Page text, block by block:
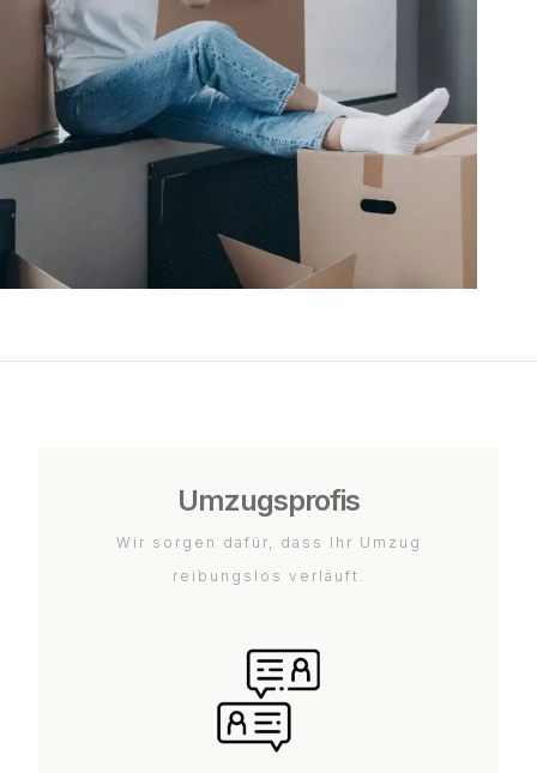
Umzugsprofis
Wir sorgen dafür, dass Ihr Umzug
reibungslos verläuft.